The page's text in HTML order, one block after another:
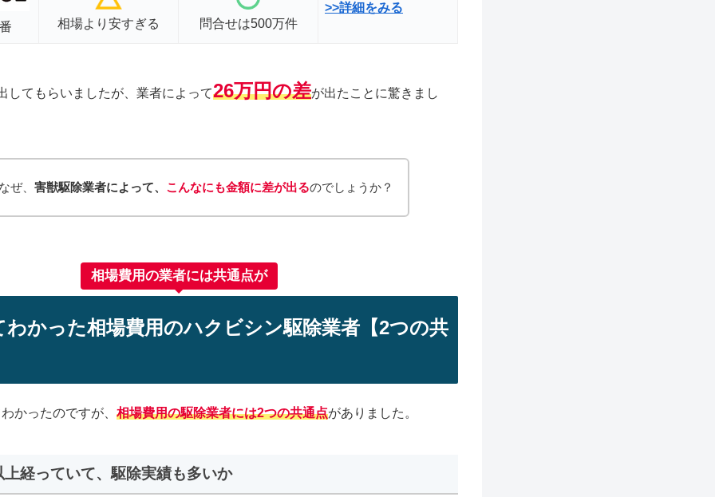
相場より安すぎる 問合せは500万件
>>詳細をみる
してもらいましたが、業者によって26万円の差が出たことに驚きまし
ぜ、害獣駆除業者によって、 こんなにも金額に差が出るのでしょうか？
相場費用の業者には共通点が
わかった相場費用のハクビシン駆除業者【2つの共
かったのですが、 相場費用の駆除業者には2つの共通点がありました。
経っていて、駆除実績も多いか